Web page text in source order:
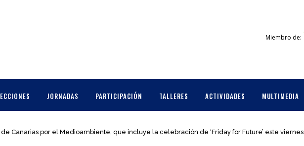
Miembro de:
JORNADAS PARTICIPACIÓN TALLERES ACTIVIDADES MULTIMEDIA
de Canarias por el Medioambiente, que incluye la celebración de ‘Friday for Future’ este viernes